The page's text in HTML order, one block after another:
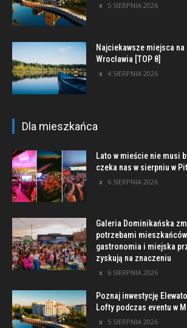
5 SIERPNIA 2026
Najciekawsze miejsca na
Wrocławia [TOP 8]
4 SIERPNIA 2026
Dla mieszkańca
Lato w mieście nie musi
czeka nas w sierpniu w
6 SIERPNIA 2026
Galeria Dominikańska
potrzebami
gastronomia i miejska
zyskują na znaczeniu
6 SIERPNIA 2026
Poznaj inwestycję
Lofty podczas eventu w
5 SIERPNIA 2026